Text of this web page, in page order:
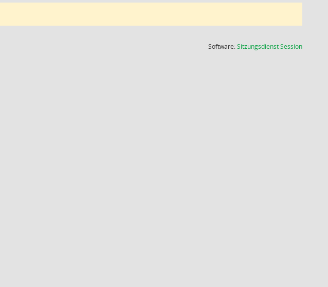
Software:SitzungsdienstSession(Wird in